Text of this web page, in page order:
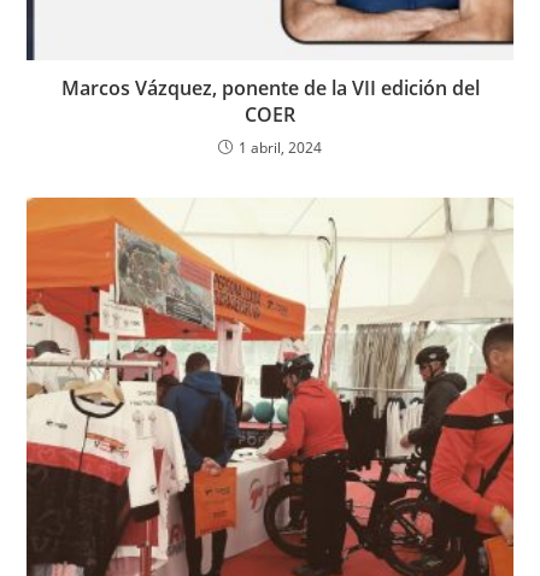
Marcos Vázquez, ponente de la VII edición del
COER
1 abril, 2024